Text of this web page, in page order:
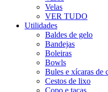
Velas
VER TUDO
Utilidades
Baldes de gelo
Bandejas
Boleiras
Bowls
Bules e xícaras de
Cestos de lixo
Copo e taças